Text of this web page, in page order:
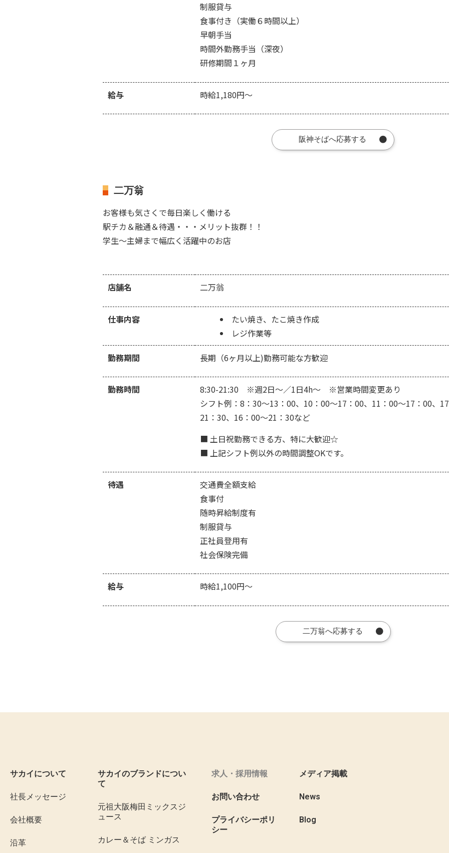
制服貸与
食事付き（実働６時間以上）
早朝手当
時間外勤務手当（深夜）
研修期間１ヶ月
給与 時給1,180円～
阪神そばへ応募する
二万翁
お客様も気さくで毎日楽しく働ける
駅チカ＆融通＆待遇・・・メリット抜群！！
学生～主婦まで幅広く活躍中のお店
店舗名 二万翁
仕事内容
たい焼き、たこ焼き作成
レジ作業等
勤務期間 長期（6ヶ月以上)勤務可能な方歓迎
勤務時間
8:30-21:30 ※週2日～／1日4h～ ※営業時間変更あり
シフト例：8：30～13：00、10：00～17：00、11：00～17：00、
21：30、16：00～21：30など
■ 土日祝勤務できる方、特に大歓迎☆
■ 上記シフト例以外の時間調整OKです。
待遇
交通費全額支給
食事付
随時昇給制度有
制服貸与
正社員登用有
社会保険完備
給与 時給1,100円～
二万翁へ応募する
サカイについて
社長メッセージ
会社概要
沿革
サカイのブランドについ
て
元祖大阪梅田ミックスジ
ュース
カレー＆そば ミンガス
求人・採用情報
お問い合わせ
プライバシーポリ
シー
メディア掲載
News
Blog